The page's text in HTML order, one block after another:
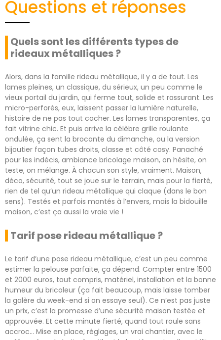
Questions et réponses
Quels sont les différents types de
rideaux métalliques ?
Alors, dans la famille rideau métallique, il y a de tout. Les
lames pleines, un classique, du sérieux, un peu comme le
vieux portail du jardin, qui ferme tout, solide et rassurant. Les
micro-perforés, eux, laissent passer la lumière naturelle,
histoire de ne pas tout cacher. Les lames transparentes, ça
fait vitrine chic. Et puis arrive la célèbre grille roulante
ondulée, ça sent la brocante du dimanche, ou la version
bijoutier façon tubes droits, classe et côté cosy. Panaché
pour les indécis, ambiance bricolage maison, on hésite, on
teste, on mélange. À chacun son style, vraiment. Maison,
déco, sécurité, tout se joue sur le terrain, mais pour la fierté,
rien de tel qu’un rideau métallique qui claque (dans le bon
sens). Testés et parfois montés à l’envers, mais la bidouille
maison, c’est ça aussi la vraie vie !
Tarif pose rideau métallique ?
Le tarif d’une pose rideau métallique, c’est un peu comme
estimer la pelouse parfaite, ça dépend. Compter entre 1500
et 2000 euros, tout compris, matériel, installation et la bonne
humeur du bricoleur (ça fait beaucoup, mais laisse tomber
la galère du week-end si on essaye seul). Ce n’est pas juste
un prix, c’est la promesse d’une sécurité maison testée et
approuvée. Et cette minute fierté, quand tout roule sans
accroc… Mise en place, réglages, un vrai chantier, avec le